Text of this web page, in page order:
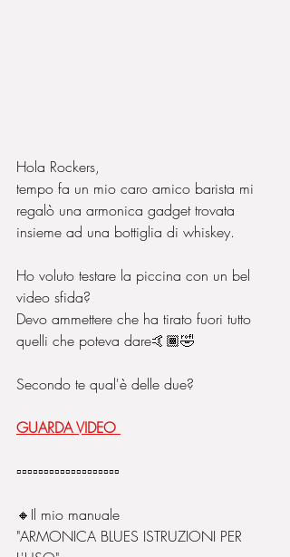
Hola Rockers,
tempo fa un mio caro amico barista mi
regalò una armonica gadget trovata
insieme ad una bottiglia di whiskey.
Ho voluto testare la piccina con un bel
video sfida?
Devo ammettere che ha tirato fuori tutto
quelli che poteva dare🤙🏾🤣
Secondo te qual'è delle due?
GUARDA VIDEO
▫️▫️▫️▫️▫️▫️▫️▫️▫️▫️▫️▫️▫️▫️▫️▫️▫️▫️▫️
🔸️Il mio manuale
"ARMONICA BLUES ISTRUZIONI PER